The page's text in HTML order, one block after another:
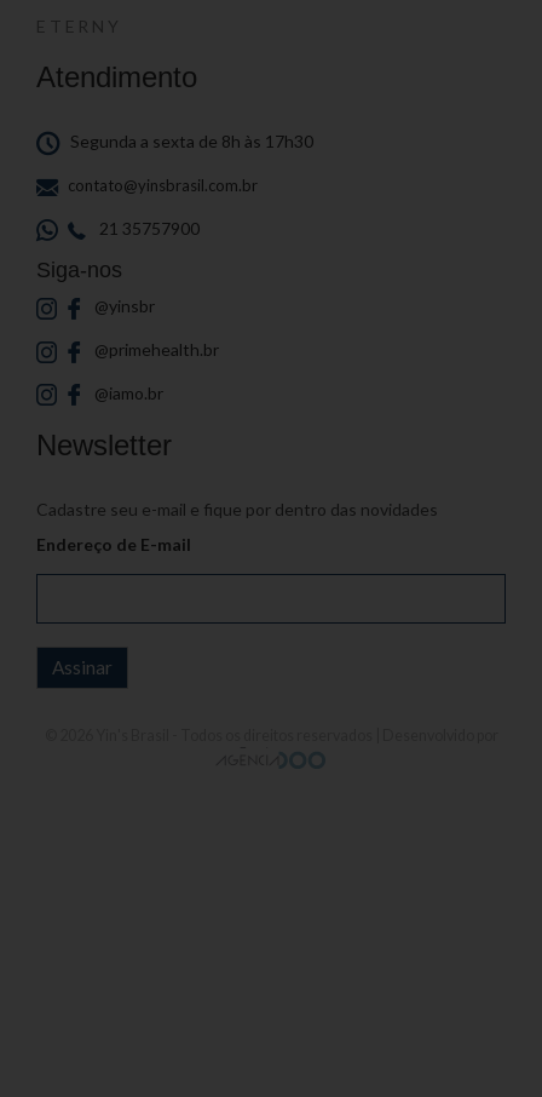
ETERNY
Atendimento
Segunda a sexta de 8h às 17h30
contato@yinsbrasil.com.br
21 35757900
Siga-nos
@yinsbr
@primehealth.br
@iamo.br
Newsletter
Cadastre seu e-mail e fique por dentro das novidades
Endereço de E-mail